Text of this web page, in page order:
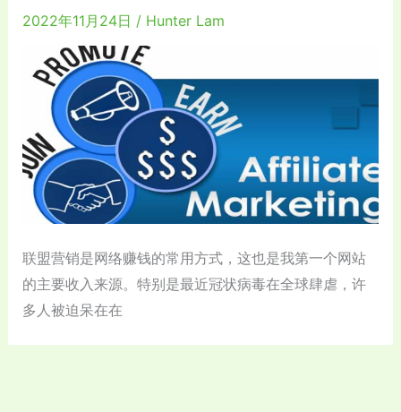
2022年11月24日 / Hunter Lam
联盟营销是网络赚钱的常用方式，这也是我第一个网站
的主要收入来源。特别是最近冠状病毒在全球肆虐，许
多人被迫呆在在